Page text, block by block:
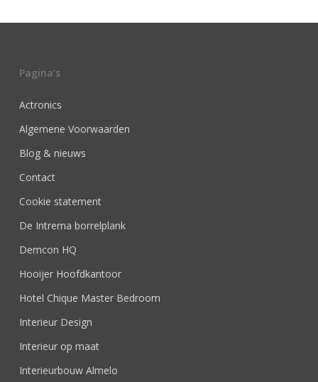
Pagina’s
Actronics
Algemene Voorwaarden
Blog & nieuws
Contact
Cookie statement
De Intrema borrelplank
Demcon HQ
Hooijer Hoofdkantoor
Hotel Chique Master Bedroom
Interieur Design
Interieur op maat
Interieurbouw Almelo